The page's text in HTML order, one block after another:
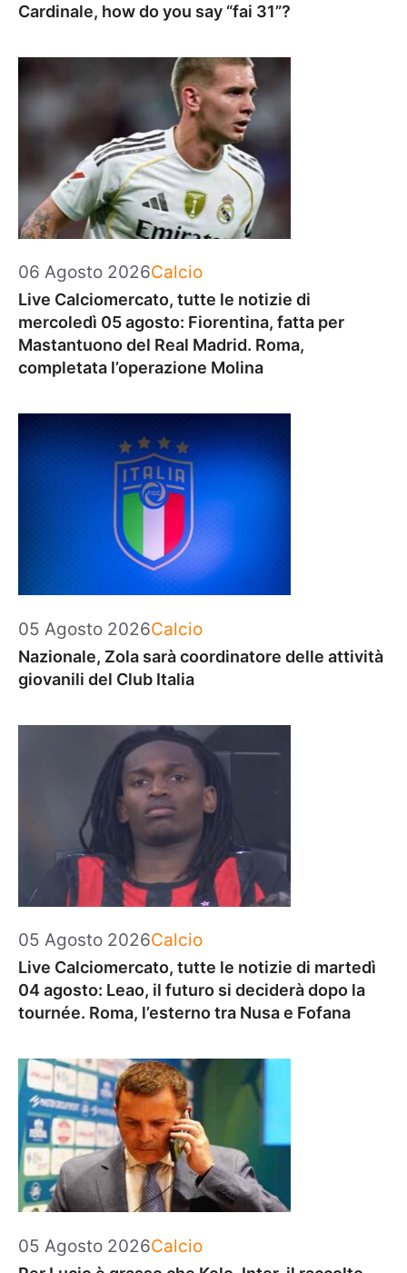
Cardinale, how do you say “fai 31”?
06 Agosto 2026Categorie
Calcio
Live Calciomercato, tutte le notizie di
mercoledì 05 agosto: Fiorentina, fatta per
Mastantuono del Real Madrid. Roma,
completata l’operazione Molina
05 Agosto 2026Categorie
Calcio
Nazionale, Zola sarà coordinatore delle attività
giovanili del Club Italia
05 Agosto 2026Categorie
Calcio
Live Calciomercato, tutte le notizie di martedì
04 agosto: Leao, il futuro si deciderà dopo la
tournée. Roma, l’esterno tra Nusa e Fofana
05 Agosto 2026Categorie
Calcio